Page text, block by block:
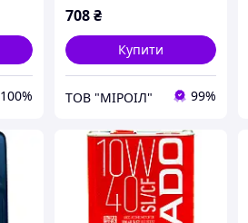
100%
708₴
Купити
ТОВ "МІРОІЛ" 99%